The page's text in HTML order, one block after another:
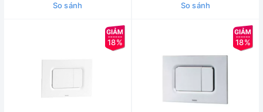
So sánh
So sánh
18% 18%